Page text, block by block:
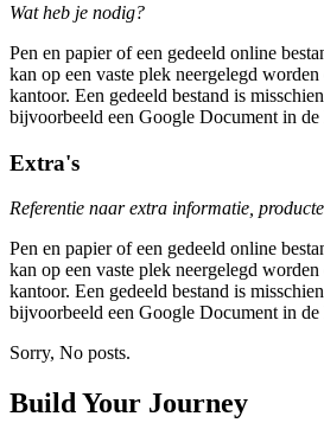
Wat heb je nodig?
Pen en papier of een gedeeld online
kan op een vaste plek neergelegd
kantoor. Een gedeeld bestand is
bijvoorbeeld een Google Document in
Extra's
Referentie naar extra informatie,
Pen en papier of een gedeeld online
kan op een vaste plek neergelegd
kantoor. Een gedeeld bestand is
bijvoorbeeld een Google Document in
Sorry, No posts.
Build Your Journey